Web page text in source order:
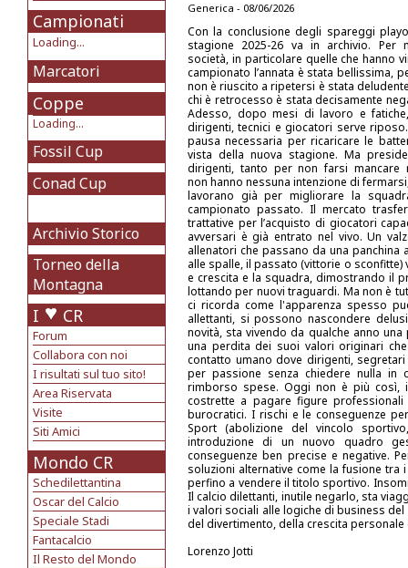
Campionati
Loading...
Marcatori
Coppe
Loading...
Fossil Cup
Conad Cup
Archivio Storico
Torneo della
Montagna
I CR
Forum
Collabora con noi
I risultati sul tuo sito!
Area Riservata
Visite
Siti Amici
Mondo CR
Schedilettantina
Oscar del Calcio
Speciale Stadi
Fantacalcio
Il Resto del Mondo
Generica - 08/06/2026
Con la conclusione degli spareggi
stagione 2025-26 va in archivio. Per
società, in particolare quelle che hanno
campionato l’annata è stata bellissima,
non è riuscito a ripetersi è stata
chi è retrocesso è stata decisamente
Adesso, dopo mesi di lavoro e
dirigenti, tecnici e giocatori serve
pausa necessaria per ricaricare le
vista della nuova stagione. Ma
dirigenti, tanto per non farsi mancare
non hanno nessuna intenzione di
lavorano già per migliorare la
campionato passato. Il mercato
trattative per l’acquisto di giocatori
avversari è già entrato nel vivo. Un
allenatori che passano da una panchina
alle spalle, il passato (vittorie o
e crescita e la squadra, dimostrando il
lottando per nuovi traguardi. Ma non è
ci ricorda come l'apparenza spesso
allettanti, si possono nascondere
novità, sta vivendo da qualche anno
una perdita dei suoi valori originari
contatto umano dove dirigenti,
per passione senza chiedere nulla in
rimborso spese. Oggi non è più così,
costrette a pagare figure
burocratici. I rischi e le conseguenze
Sport (abolizione del vincolo
introduzione di un nuovo quadro
conseguenze ben precise e negative.
soluzioni alternative come la fusione tra
perfino a vendere il titolo sportivo.
Il calcio dilettanti, inutile negarlo, sta
i valori sociali alle logiche di business
del divertimento, della crescita personale
Lorenzo Jotti